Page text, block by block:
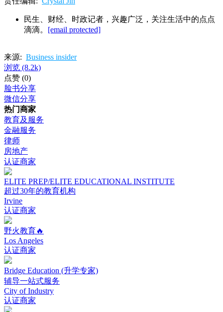
民生、财经、时政记者，兴趣广泛，关注生活中的点点
滴滴。 [email protected]
来源: Business insider
浏览 (8.2k)
点赞 (0)
脸书分享
微信分享
热门商家
教育及服务
金融服务
律师
房地产
认证商家
ELITE PREP/ELITE EDUCATIONAL INSTITUTE
超过30年的教育机构
Irvine
认证商家
野火教育🔥
Los Angeles
认证商家
Bridge Education (升学专家)
辅导一站式服务
City of Industry
认证商家